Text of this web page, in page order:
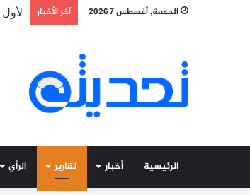
الجمعة, أغسطس 7 2026 آخر الأخبار
الرئيسية أخبار تقارير الرأي